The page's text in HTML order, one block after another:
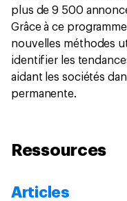
plus de 9 500
Grâce à ce
nouvelles méthodes
identifier les
aidant les sociétés
permanente.
Ressources
Articles